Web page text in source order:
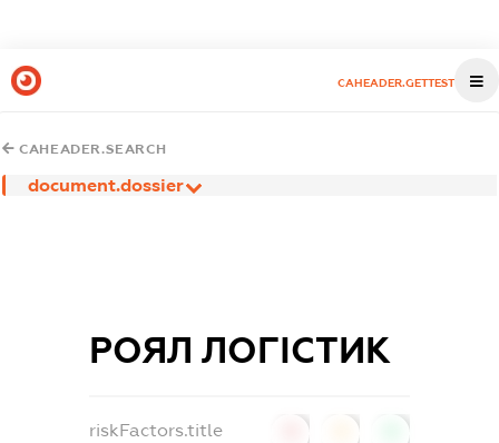
CAHEADER.GETTEST
CAHEADER.SEARCH
document.dossier
РОЯЛ ЛОГІСТИК
riskFactors.title